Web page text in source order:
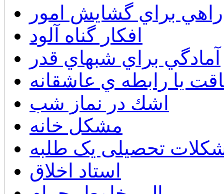
راهي براي گشايش امور
افكار گناه آلود
آمادگي براي شبهاي قدر
يا رابطه ي عاشقانه
اشك در نماز شب
مشكل خانه
تحصیلی یک طلبه
استاد اخلاق